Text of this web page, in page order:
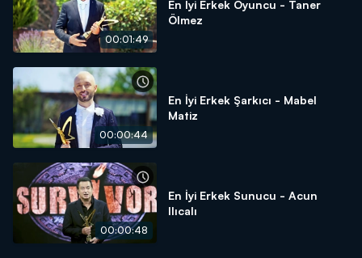
00:01:49
En İyi Erkek Oyuncu - Taner
Ölmez
00:00:44
En İyi Erkek Şarkıcı - Mabel
Matiz
00:00:48
En İyi Erkek Sunucu - Acun
Ilıcalı